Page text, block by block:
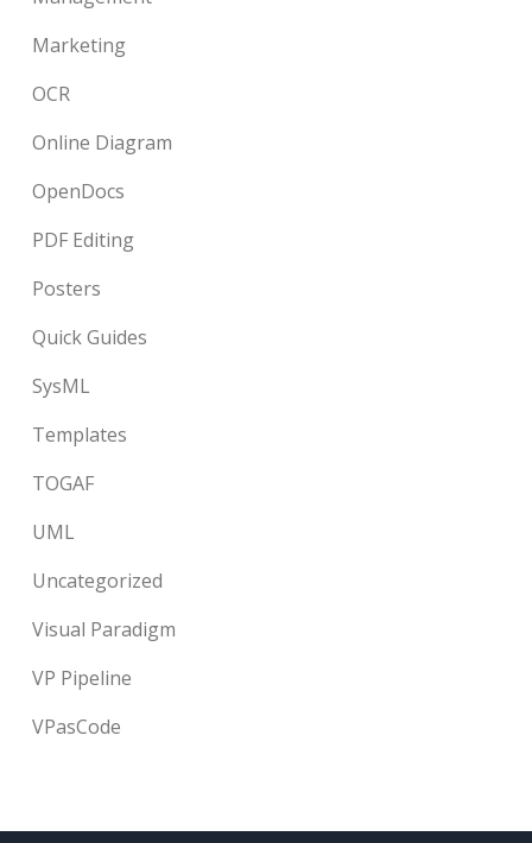
Marketing
OCR
Online Diagram
OpenDocs
PDF Editing
Posters
Quick Guides
SysML
Templates
TOGAF
UML
Uncategorized
Visual Paradigm
VP Pipeline
VPasCode